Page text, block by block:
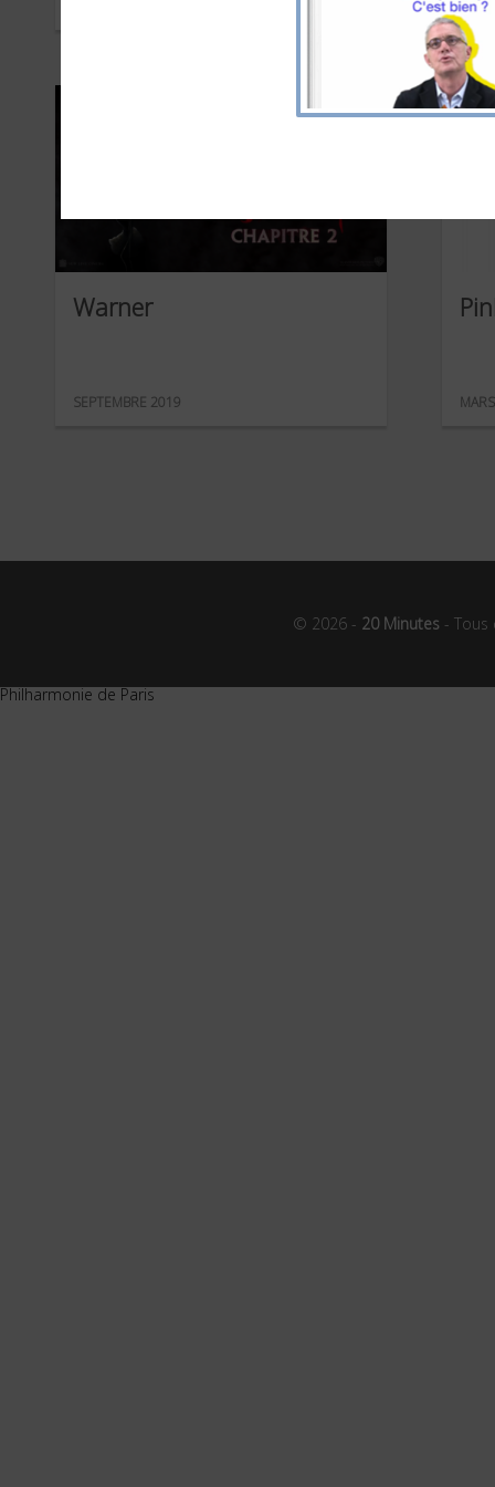
Warner
SEPTEMBRE 2019
© 2026 - 20 Minutes -
Philharmonie de Paris